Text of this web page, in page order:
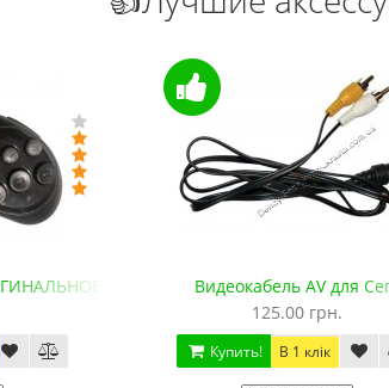
качество, 143 см)Видеокабель AV для
125.00 грн.
Купить! В 1 клік